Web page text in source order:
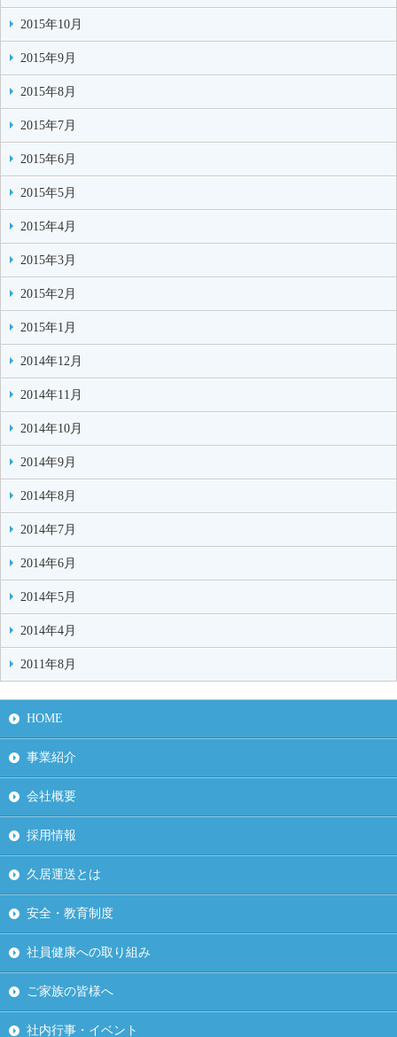
2015年10月
2015年9月
2015年8月
2015年7月
2015年6月
2015年5月
2015年4月
2015年3月
2015年2月
2015年1月
2014年12月
2014年11月
2014年10月
2014年9月
2014年8月
2014年7月
2014年6月
2014年5月
2014年4月
2011年8月
HOME
事業紹介
会社概要
採用情報
久居運送とは
安全・教育制度
社員健康への取り組み
ご家族の皆様へ
社内行事・イベント